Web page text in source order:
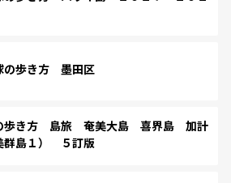
の歩き方 墨田区
歩き方 島旅 奄美大島 喜界島 加計
群島１） ５訂版